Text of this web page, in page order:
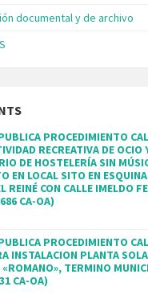
documental y de archivo
PROCEDIMIENTO
RECREATIVA DE OCIO
DE HOSTELERÍA SIN
EN LOCAL SITO EN
REINÉ CON CALLE IMELDO
CA-OA)
PROCEDIMIENTO
INSTALACION PLANTA
TERMINO
CA-OA)